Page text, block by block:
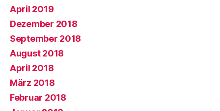
April 2019
Dezember 2018
September 2018
August 2018
April 2018
März 2018
Februar 2018